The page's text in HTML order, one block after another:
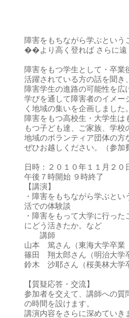
障害をもちながら学ぶという
��より高く登れば さらに遠
障害をもつ学生として・卒業
活躍されている方の話を聞き、
障害学生の進路の可能性を広
学びを通して障害者のイメー
く地域の集いを企画しました。
障害をもつ高校生・大学生は
もつ子ども達、ご家族、学校
地域のボランティア団体の方
ぜひお越しください。（参加
日時：２０１０年１１月２０
午後７時開始 ９時終了
【講演】
・障害をもちながら学ぶと
活での体験談
・障害をもって大学に行った
にどう活きたか。など
講師
山本 篤さん（東海大学卒業
篠田 翔太郎さん（明治大学
鈴木 沙耶さん（桜美林大学
【質疑応答・交流】
参加者を交えて、講師への質
の時間を設けます。
講演内容をさらに深めていき